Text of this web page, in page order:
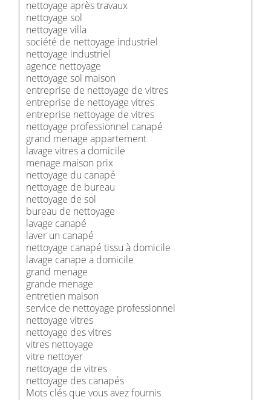
nettoyage après travaux
nettoyage sol
nettoyage villa
société de nettoyage industriel
nettoyage industriel
agence nettoyage
nettoyage sol maison
entreprise de nettoyage de vitres
entreprise de nettoyage vitres
entreprise nettoyage de vitres
nettoyage professionnel canapé
grand menage appartement
lavage vitres a domicile
menage maison prix
nettoyage du canapé
nettoyage de bureau
nettoyage de sol
bureau de nettoyage
lavage canapé
laver un canapé
nettoyage canapé tissu à domicile
lavage canape a domicile
grand menage
grande menage
entretien maison
service de nettoyage professionnel
nettoyage vitres
nettoyage des vitres
vitres nettoyage
vitre nettoyer
nettoyage de vitres
nettoyage des canapés
Mots clés que vous avez fournis